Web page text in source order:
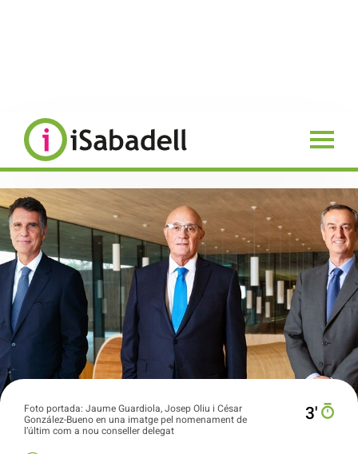
Foto portada: Jaume Guardiola, Josep Oliu i César
González-Bueno en una imatge pel nomenament de
l’últim com a nou conseller delegat
3′